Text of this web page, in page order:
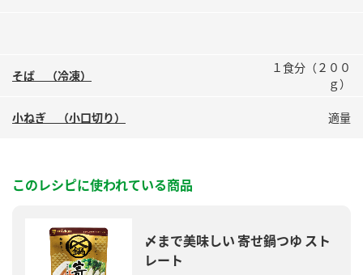
検索
業務用サイト ミツカングループについて 製造所固有記号一覧
そば （冷凍）
１食分（２００
ｇ）
小ねぎ （小口切り） 適量
このレシピに使われている商品
〆まで美味しい 寄せ鍋つゆ スト
レート